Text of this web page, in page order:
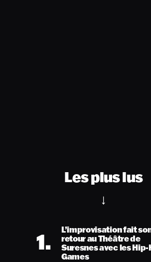
Les plus lus
1.
L’improvisation fait
retour au Théâtre de
Suresnes avec les Hip-
Games